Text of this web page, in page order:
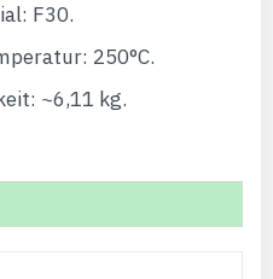
F30.
250°C.
~6,11 kg.